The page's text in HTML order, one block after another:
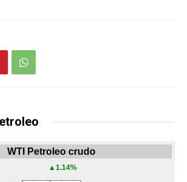
WTI Petroleo crudo
▲1.14%